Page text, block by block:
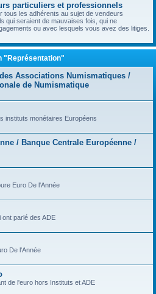
particuliers et professionnels
tous les adhérents au sujet de vendeurs
qui seraient de mauvaises fois, qui ne
ou avec lesquels vous avez des litiges.
"Représentation"
Associations Numismatiques /
de Numismatique
instituts monétaires Européens
/ Banque Centrale Européenne /
Euro De l'Année
parlé des ADE
De l'Année
de l'euro hors Instituts et ADE